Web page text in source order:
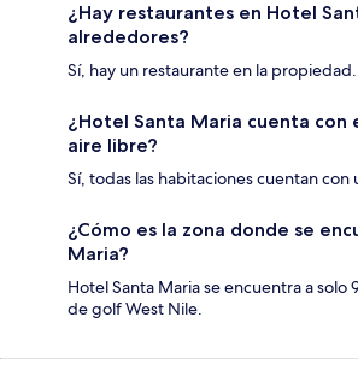
¿Hay restaurantes en Hotel
alrededores?
Sí, hay un restaurante en la propiedad.
¿Hotel Santa Maria cuenta con
aire libre?
Sí, todas las habitaciones cuentan con
¿Cómo es la zona donde se
Maria?
Hotel Santa Maria se encuentra a solo
de golf West Nile.